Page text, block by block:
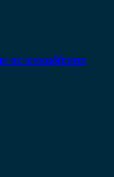
σε οποιαδήποτε